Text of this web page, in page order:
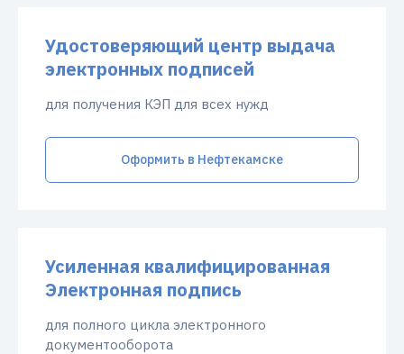
Удостоверяющий центр выдача
электронных подписей
для получения КЭП для всех нужд
Оформить в Нефтекамске
Усиленная квалифицированная
Электронная подпись
для полного цикла электронного
документооборота